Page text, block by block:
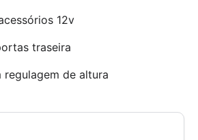
12v
traseira
regulagem de altura